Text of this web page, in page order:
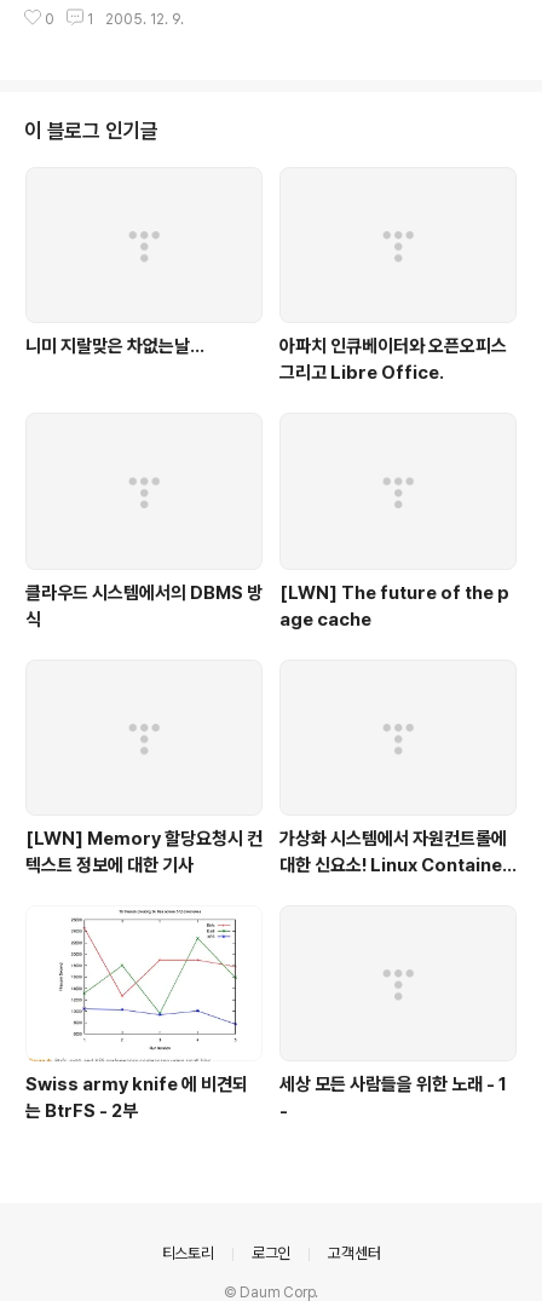
0 1 2005. 12. 9.
이 블로그 인기글
니미 지랄맞은 차없는날...
아파치 인큐베이터와 오픈오피스
그리고 Libre Office.
클라우드 시스템에서의 DBMS 방
식
[LWN] The future of the p
age cache
[LWN] Memory 할당요청시 컨
텍스트 정보에 대한 기사
가상화 시스템에서 자원컨트롤에
대한 신요소! Linux Container
Swiss army knife 에 비견되
는 BtrFS - 2부
세상 모든 사람들을 위한 노래 - 1
-
티스토리 로그인 고객센터
© Daum Corp.